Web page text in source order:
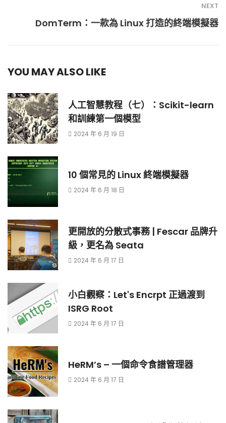
NEXT
DomTerm：一款為 Linux 打造的終端模擬器
YOU MAY ALSO LIKE
人工智慧教程（七）：Scikit-learn
和訓練第一個模型
2024 年 6 月 19 日
10 個常見的 Linux 終端模擬器
2024 年 6 月 18 日
更開放的分散式事務 | Fescar 品牌升
級，更名為 Seata
2024 年 6 月 17 日
小白觀察：Let's Encrpt 正過渡到
ISRG Root
2024 年 6 月 17 日
HeRM’s – 一個命令食譜管理器
2024 年 6 月 17 日